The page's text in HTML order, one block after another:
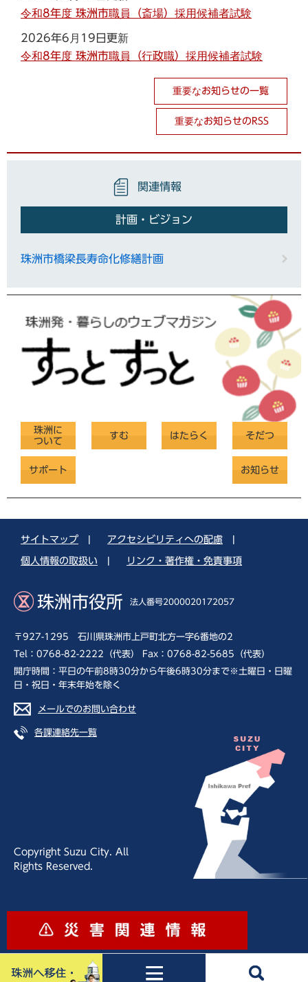
令和8年度 珠洲市職員（斎場）採用候補者試験
2026年6月19日更新
令和8年度 珠洲市職員（行政職）採用候補者試験
重要なお知らせの一覧
重要なお知らせのRSS
関連情報
計画・ビジョン
珠洲市橋梁長寿命化修繕計画
珠洲に
ついて
すむ はたらく そだつ
サポート お知らせ
サイトマップ アクセシビリティへの配慮
個人情報の取扱い リンク・著作権・免責事項
珠洲市役所 法人番号2000020172057
〒927-1295 石川県珠洲市上戸町北方一字6番地の2
Tel：0768-82-2222（代表） Fax：0768-82-5685（代表）
開庁時間：平日の午前8時30分から午後6時30分まで※土曜日・日曜
日・祝日・年末年始を除く
メールでのお問い合わせ
各課連絡先一覧
Copyright Suzu City. All
Rights Reserved.